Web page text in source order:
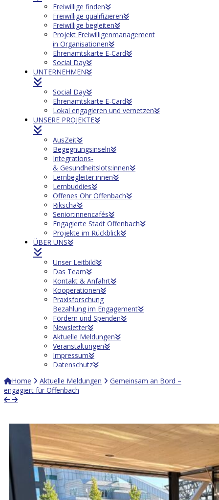
Freiwillige finden
Freiwillige qualifizieren
Freiwillige begleiten
Projekt Freiwilligenmanagement
in Organisationen
Ehrenamtskarte E-Card
Social Day
UNTERNEHMEN
Social Day
Ehrenamtskarte E-Card
Lokal engagieren und vernetzen
UNSERE PROJEKTE
AusZeit
Begegnungsinseln
Integrations-
& Gesundheitslots:innen
Lernbegleiter:innen
Lernbuddies
Offenes Ohr Offenbach
Rikscha
Senior:innencafés
Engagierte Stadt Offenbach
Projekte im Rückblick
ÜBER UNS
Unser Leitbild
Das Team
Kontakt & Anfahrt
Kooperationen
Praxisforschung
Bezahlung im Engagement
Fördern und Spenden
Newsletter
Aktuelle Meldungen
Veranstaltungen
Impressum
Datenschutz
Home
Aktuelle Meldungen
Gemeinsam an Bord –
engagiert für Offenbach